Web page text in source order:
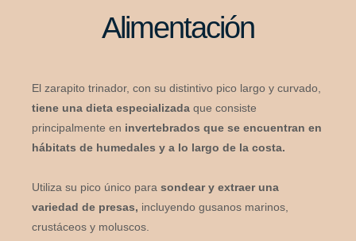
Alimentación
El zarapito trinador, con su distintivo pico largo y curvado,
tiene una dieta especializada que consiste
principalmente en invertebrados que se encuentran en
hábitats de humedales y a lo largo de la costa.
Utiliza su pico único para sondear y extraer una
variedad de presas, incluyendo gusanos marinos,
crustáceos y moluscos.